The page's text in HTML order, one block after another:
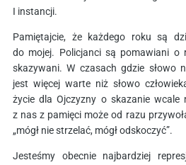
I instancji.
Pamiętajcie, że każdego roku są
do mojej. Policjanci są pomawiani o
skazywani. W czasach gdzie słowo
jest więcej warte niż słowo
życie dla Ojczyzny o skazanie
z nas z pamięci może od razu
„mógł nie strzelać, mógł odskoczyć”.
Jesteśmy obecnie najbardziej